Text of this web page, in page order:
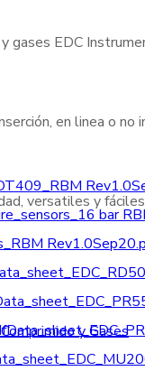
gases EDC
en linea o
versatiles y
bar